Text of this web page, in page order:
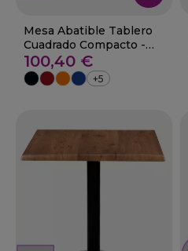
Mesa Abatible Tablero
Cuadrado Compacto -
SOBER
100,40 €
+5